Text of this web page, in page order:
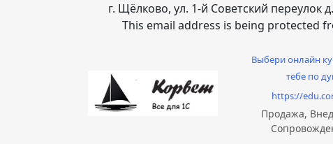
г. Щёлково, ул. 1-й Советский переулок
This email address is being protected
Выбери онлайн
тебе по
https://
Продажа,